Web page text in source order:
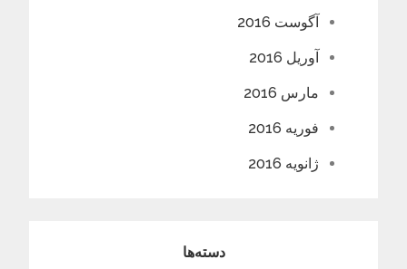
آگوست 2016
آوریل 2016
مارس 2016
فوریه 2016
ژانویه 2016
دسته‌ها